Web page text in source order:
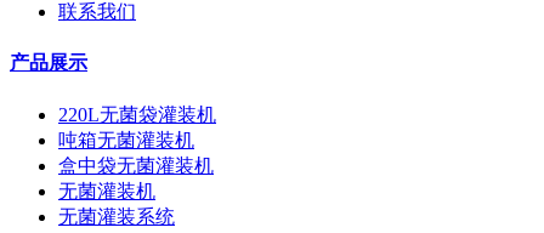
联系我们
产品展示
220L无菌袋灌装机
吨箱无菌灌装机
盒中袋无菌灌装机
无菌灌装机
无菌灌装系统